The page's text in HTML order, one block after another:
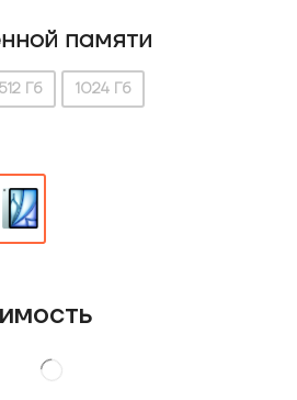
памяти
512 Гб 1024 Гб